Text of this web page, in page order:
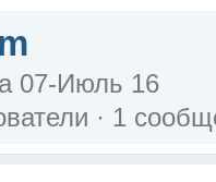
07-Июль 16
· 1